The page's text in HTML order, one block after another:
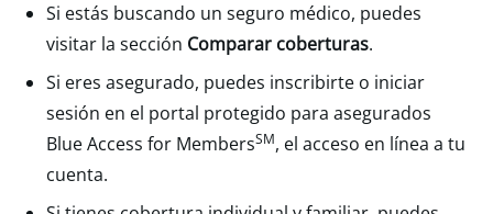
Si estás buscando un seguro médico, puedes
visitar la sección Comparar coberturas.
Si eres asegurado, puedes inscribirte o iniciar
sesión en el portal protegido para asegurados
Blue Access for MembersSM, el acceso en línea a tu
cuenta.